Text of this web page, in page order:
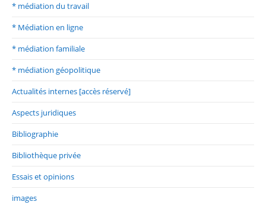
* médiation du travail
* Médiation en ligne
* médiation familiale
* médiation géopolitique
Actualités internes [accès réservé]
Aspects juridiques
Bibliographie
Bibliothèque privée
Essais et opinions
images